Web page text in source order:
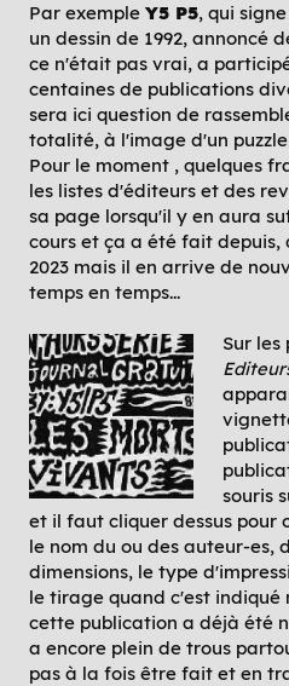
Par exemple Y5 P5, qui
un dessin de 1992, annoncé
ce n'était pas vrai, a
centaines de publications
sera ici question de
totalité, à l'image d'un
Pour le moment , quelques
les listes d'éditeurs et des
sa page lorsqu'il y en aura
cours et ça a été fait depuis,
2023 mais il en arrive de
temps en temps...
Sur les
souris
et il faut cliquer dessus pour
le nom du ou des auteur-es,
dimensions, le type
le tirage quand c'est indiqué
cette publication a déjà été
a encore plein de trous
pas à la fois être fait et en